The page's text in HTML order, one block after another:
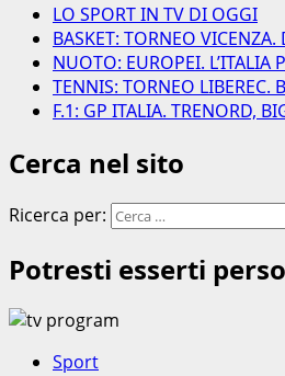
LO SPORT IN TV DI OGGI
BASKET: TORNEO
NUOTO: EUROPEI. L’ITALIA
TENNIS: TORNEO LIBEREC.
F.1: GP ITALIA. TRENORD,
Cerca nel sito
Ricerca per:
Potresti esserti perso
Sport